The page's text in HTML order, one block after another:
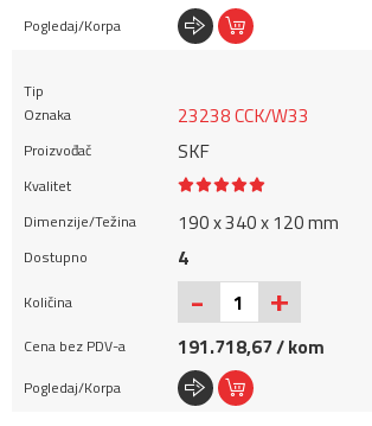
23238 CCK/W33
SKF
190 x 340 x 120 mm
4
- +
191.718,67 / kom